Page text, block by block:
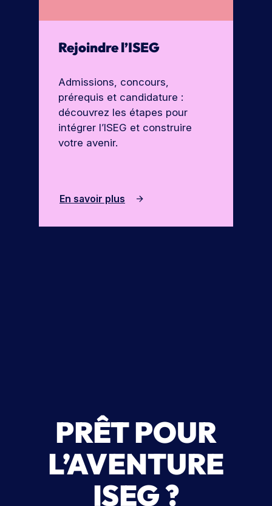
Rejoindre l’ISEG
Admissions, concours,
prérequis et candidature :
découvrez les étapes pour
intégrer l’ISEG et construire
votre avenir.
En savoir plus
PRÊT POUR
L’AVENTURE
ISEG ?